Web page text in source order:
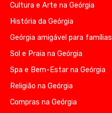
Cultura e Arte na Geórgia
História da Geórgia
Geórgia amigável para famílias
Sol e Praia na Geórgia
Spa e Bem-Estar na Geórgia
Religião na Geórgia
Compras na Geórgia